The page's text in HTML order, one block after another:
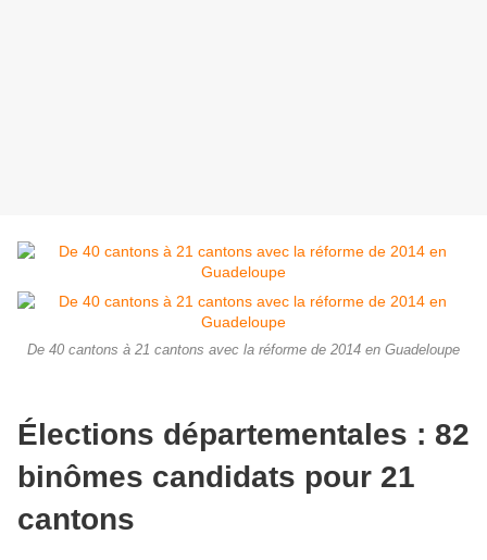
De 40 cantons à 21 cantons avec la réforme de 2014 en Guadeloupe
Élections départementales : 82
binômes candidats pour 21
cantons